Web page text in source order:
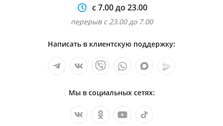
с 7.00 до 23.00
перерыв с 23.00 до 7.00
Написать в клиентскую поддержку:
Мы в социальных сетях: